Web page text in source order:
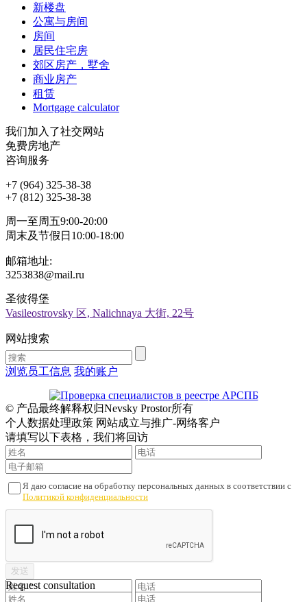
新楼盘
公寓与房间
房间
居民住宅房
郊区房产，墅舍
商业房产
租赁
Mortgage calculator
我们加入了社交网站
免费房地产
咨询服务
+7 (964) 325-38-38
+7 (812) 325-38-38
周一至周五9:00-20:00
周末及节假日10:00-18:00
邮箱地址:
3253838@mail.ru
圣彼得堡
Vasileostrovsky 区, Nalichnaya 大街, 22号
网站搜索
浏览员工信息 我的账户
© 产品最终解释权归Nevsky Prostor所有
个人数据处理政策 网站成立与推广-网络客户
请填写以下表格，我们将回访
Я даю согласие на обработку персональных данных в соответствии с
Политикой конфиденциальности
Request consultation